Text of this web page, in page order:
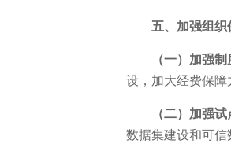
五、加强组织
（一）加强
设，加大经费保
（二）加强
数据集建设和可